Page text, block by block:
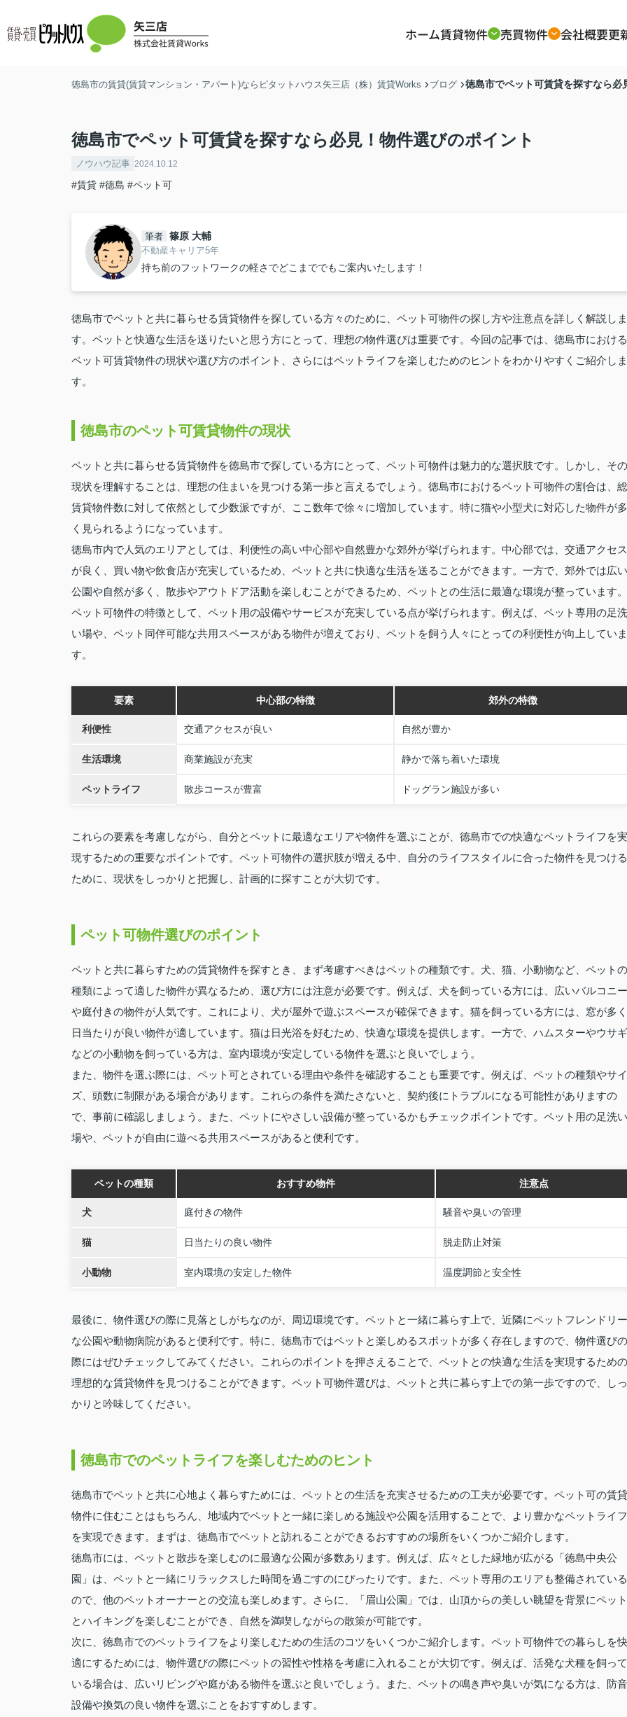
ホーム賃貸物件 売買物件 会社概要更
徳島市の賃貸(賃貸マンション・アパート)ならピタットハウス矢三店（株）賃貸Works ブログ 徳島市でペット可賃貸を探すなら必
徳島市でペット可賃貸を探すなら必見！物件選びのポイント
ノウハウ記事 2024.10.12
#賃貸 #徳島 #ペット可
筆者 篠原 大輔
不動産キャリア5年
持ち前のフットワークの軽さでどこまででもご案内いたします！
徳島市でペットと共に暮らせる賃貸物件を探している方々のために、ペット可物件の探し方や注意点を詳しく解説しま
す。ペットと快適な生活を送りたいと思う方にとって、理想の物件選びは重要です。今回の記事では、徳島市における
ペット可賃貸物件の現状や選び方のポイント、さらにはペットライフを楽しむためのヒントをわかりやすくご紹介しま
す。
徳島市のペット可賃貸物件の現状
ペットと共に暮らせる賃貸物件を徳島市で探している方にとって、ペット可物件は魅力的な選択肢です。しかし、その
現状を理解することは、理想の住まいを見つける第一歩と言えるでしょう。徳島市におけるペット可物件の割合は、総
賃貸物件数に対して依然として少数派ですが、ここ数年で徐々に増加しています。特に猫や小型犬に対応した物件が多
く見られるようになっています。
徳島市内で人気のエリアとしては、利便性の高い中心部や自然豊かな郊外が挙げられます。中心部では、交通アクセス
が良く、買い物や飲食店が充実しているため、ペットと共に快適な生活を送ることができます。一方で、郊外では広い
公園や自然が多く、散歩やアウトドア活動を楽しむことができるため、ペットとの生活に最適な環境が整っています。
ペット可物件の特徴として、ペット用の設備やサービスが充実している点が挙げられます。例えば、ペット専用の足洗
い場や、ペット同伴可能な共用スペースがある物件が増えており、ペットを飼う人々にとっての利便性が向上していま
す。
要素 中心部の特徴 郊外の特徴
利便性 交通アクセスが良い 自然が豊か
生活環境 商業施設が充実 静かで落ち着いた環境
ペットライフ 散歩コースが豊富 ドッグラン施設が多い
これらの要素を考慮しながら、自分とペットに最適なエリアや物件を選ぶことが、徳島市での快適なペットライフを実
現するための重要なポイントです。ペット可物件の選択肢が増える中、自分のライフスタイルに合った物件を見つける
ために、現状をしっかりと把握し、計画的に探すことが大切です。
ペット可物件選びのポイント
ペットと共に暮らすための賃貸物件を探すとき、まず考慮すべきはペットの種類です。犬、猫、小動物など、ペットの
種類によって適した物件が異なるため、選び方には注意が必要です。例えば、犬を飼っている方には、広いバルコニー
や庭付きの物件が人気です。これにより、犬が屋外で遊ぶスペースが確保できます。猫を飼っている方には、窓が多く
日当たりが良い物件が適しています。猫は日光浴を好むため、快適な環境を提供します。一方で、ハムスターやウサギ
などの小動物を飼っている方は、室内環境が安定している物件を選ぶと良いでしょう。
また、物件を選ぶ際には、ペット可とされている理由や条件を確認することも重要です。例えば、ペットの種類やサイ
ズ、頭数に制限がある場合があります。これらの条件を満たさないと、契約後にトラブルになる可能性がありますの
で、事前に確認しましょう。また、ペットにやさしい設備が整っているかもチェックポイントです。ペット用の足洗い
場や、ペットが自由に遊べる共用スペースがあると便利です。
ペットの種類 おすすめ物件 注意点
犬 庭付きの物件 騒音や臭いの管理
猫 日当たりの良い物件 脱走防止対策
小動物 室内環境の安定した物件 温度調節と安全性
最後に、物件選びの際に見落としがちなのが、周辺環境です。ペットと一緒に暮らす上で、近隣にペットフレンドリー
な公園や動物病院があると便利です。特に、徳島市ではペットと楽しめるスポットが多く存在しますので、物件選びの
際にはぜひチェックしてみてください。これらのポイントを押さえることで、ペットとの快適な生活を実現するための
理想的な賃貸物件を見つけることができます。ペット可物件選びは、ペットと共に暮らす上での第一歩ですので、しっ
かりと吟味してください。
徳島市でのペットライフを楽しむためのヒント
徳島市でペットと共に心地よく暮らすためには、ペットとの生活を充実させるための工夫が必要です。ペット可の賃貸
物件に住むことはもちろん、地域内でペットと一緒に楽しめる施設や公園を活用することで、より豊かなペットライフ
を実現できます。まずは、徳島市でペットと訪れることができるおすすめの場所をいくつかご紹介します。
徳島市には、ペットと散歩を楽しむのに最適な公園が多数あります。例えば、広々とした緑地が広がる「徳島中央公
園」は、ペットと一緒にリラックスした時間を過ごすのにぴったりです。また、ペット専用のエリアも整備されている
ので、他のペットオーナーとの交流も楽しめます。さらに、「眉山公園」では、山頂からの美しい眺望を背景にペット
とハイキングを楽しむことができ、自然を満喫しながらの散策が可能です。
次に、徳島市でのペットライフをより楽しむための生活のコツをいくつかご紹介します。ペット可物件での暮らしを快
適にするためには、物件選びの際にペットの習性や性格を考慮に入れることが大切です。例えば、活発な犬種を飼って
いる場合は、広いリビングや庭がある物件を選ぶと良いでしょう。また、ペットの鳴き声や臭いが気になる方は、防音
設備や換気の良い物件を選ぶことをおすすめします。